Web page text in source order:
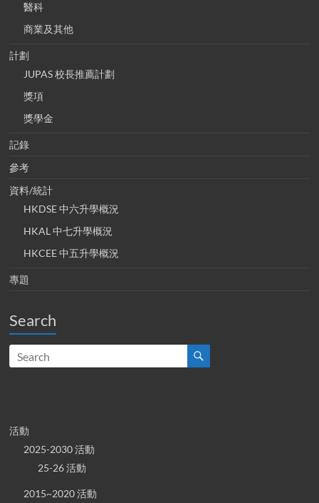
醫科
商業及其他
計劃
JUPAS 校長推薦計劃
獎項
獎學金
記錄
參考
資料/統計
HKDSE 中六升學概況
HKAL 中七升學概況
HKCEE 中五升學概況
專題
Search
活動
2025-2030 活動
25-26 活動
2015~2020 活動